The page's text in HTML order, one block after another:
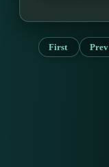
First Prev